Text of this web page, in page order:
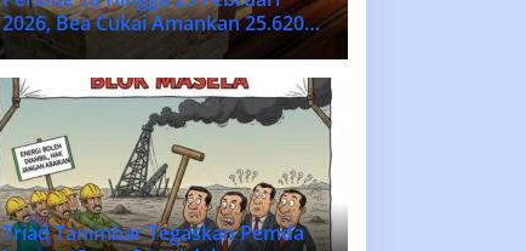
2026, Bea Cukai Amankan 25.620
Batang Rokok Ilegal
Triad Tanimbar Tegaskan Pemda